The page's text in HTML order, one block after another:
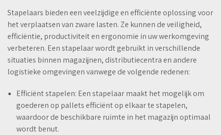
Stapelaars bieden een veelzijdige en efficiënte oplossing voor
het verplaatsen van zware lasten. Ze kunnen de veiligheid,
efficiëntie, productiviteit en ergonomie in uw werkomgeving
verbeteren. Een stapelaar wordt gebruikt in verschillende
situaties binnen magazijnen, distributiecentra en andere
logistieke omgevingen vanwege de volgende redenen:
Efficiënt stapelen: Een stapelaar maakt het mogelijk om
goederen op pallets efficiënt op elkaar te stapelen,
waardoor de beschikbare ruimte in het magazijn optimaal
wordt benut.